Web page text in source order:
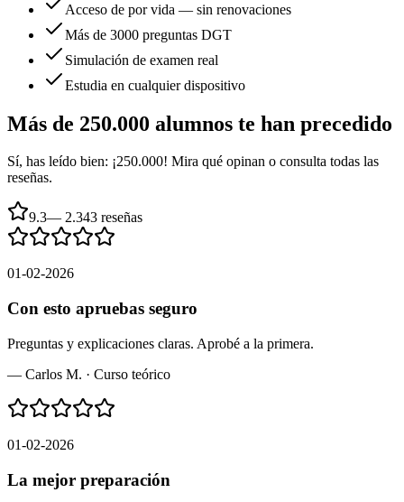
Acceso de por vida — sin renovaciones
Más de 3000 preguntas DGT
Simulación de examen real
Estudia en cualquier dispositivo
Más de 250.000 alumnos te han precedido
Sí, has leído bien: ¡250.000! Mira qué opinan o consulta todas las
reseñas.
9.3— 2.343 reseñas
01-02-2026
Con esto apruebas seguro
Preguntas y explicaciones claras. Aprobé a la primera.
— Carlos M. · Curso teórico
01-02-2026
La mejor preparación